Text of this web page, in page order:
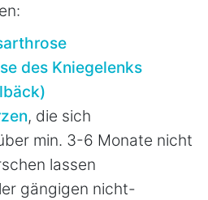
des Kniegelenks
, die sich
min. 3-6 Monate nicht
lassen
gängigen nicht-